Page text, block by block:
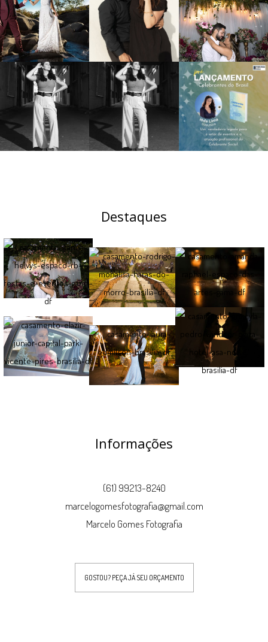
Destaques
Informações
(61) 99213-8240
marcelogomesfotografia@gmail.com
Marcelo Gomes Fotografia
GOSTOU? PEÇA JÁ SEU ORÇAMENTO